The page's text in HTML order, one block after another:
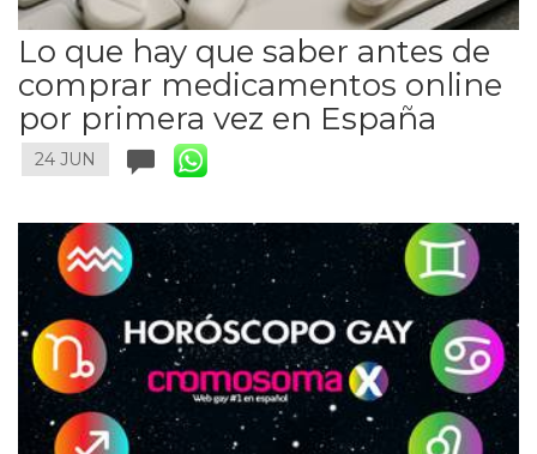
Lo que hay que saber antes de
comprar medicamentos online
por primera vez en España
24 JUN